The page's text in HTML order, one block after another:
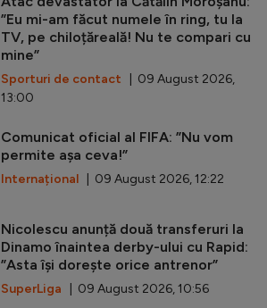
”Eu mi-am făcut numele în ring, tu la
TV, pe chiloțăreală! Nu te compari cu
mine”
Sporturi de contact | 09 August 2026,
13:00
Comunicat oficial al FIFA: ”Nu vom
permite așa ceva!”
Internațional | 09 August 2026, 12:22
Nicolescu anunță două transferuri la
Dinamo înaintea derby-ului cu Rapid:
”Asta își dorește orice antrenor”
SuperLiga | 09 August 2026, 10:56